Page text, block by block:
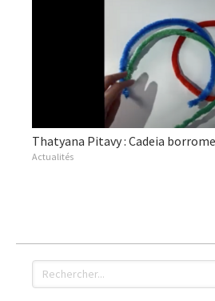
Thatyana Pitavy : Cadeia
Actualités
Rechercher